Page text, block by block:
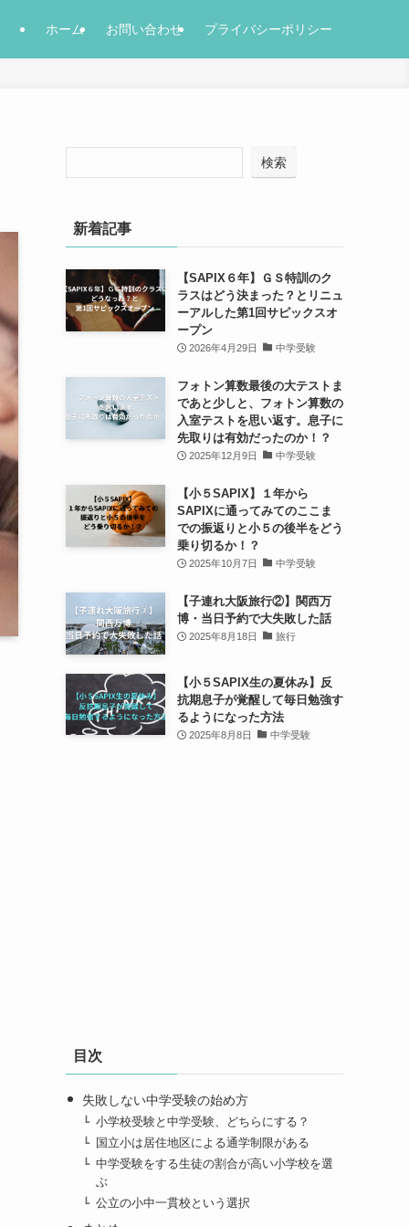
ホーム お問い合わせ プライバシーポリシー
検索
新着記事
【SAPIX６年】ＧＳ特訓のク
ラスはどう決まった？とリニュ
ーアルした第1回サピックスオ
ープン
2026年4月29日 中学受験
フォトン算数最後の大テストま
であと少しと、フォトン算数の
入室テストを思い返す。息子に
先取りは有効だったのか！？
2025年12月9日 中学受験
【小５SAPIX】１年から
SAPIXに通ってみてのここま
での振返りと小５の後半をどう
乗り切るか！？
2025年10月7日 中学受験
【子連れ大阪旅行②】関西万
博・当日予約で大失敗した話
2025年8月18日 旅行
【小５SAPIX生の夏休み】反
抗期息子が覚醒して毎日勉強す
るようになった方法
2025年8月8日 中学受験
目次
失敗しない中学受験の始め方
小学校受験と中学受験、どちらにする？
国立小は居住地区による通学制限がある
中学受験をする生徒の割合が高い小学校を選
ぶ
公立の小中一貫校という選択